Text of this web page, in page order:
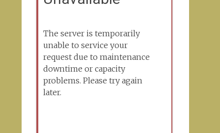
The server is temporarily
unable to service your
request due to maintenance
downtime or capacity
problems. Please try again
later.